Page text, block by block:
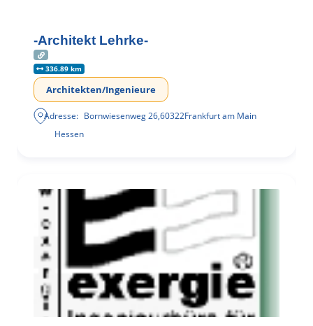
-Architekt Lehrke-
336.89 km
Architekten/Ingenieure
Adresse: Bornwiesenweg 26,60322Frankfurt am Main
Hessen